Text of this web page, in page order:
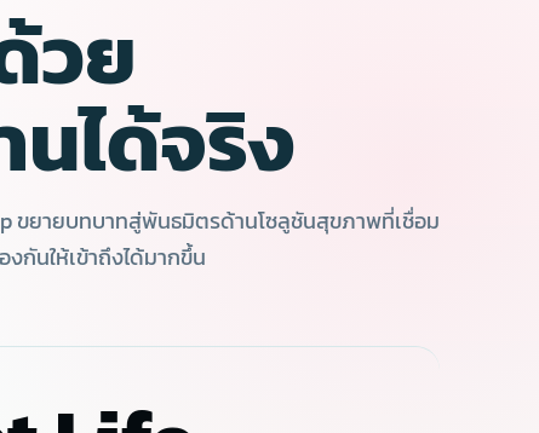
วย
ได้จริง
ขยายบทบาทสู่พันธมิตรด้านโซลูชันสุขภาพที่เชื่อม
กันให้เข้าถึงได้มากขึ้น